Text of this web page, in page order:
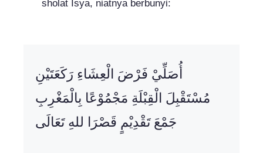
sholat Isya, niatnya berbunyi:
أُصَلِّيْ فَرْضَ الْعِشَاءِ رَكَعَتَيْنِ
مُسْتَقْبِلَ الْقِبْلَةِ مَجْمُوْعًا بِالْمَغْرِبِ
جَمْعَ تَقْدِيْمٍ قَصْرَا للهِ تَعَالَى